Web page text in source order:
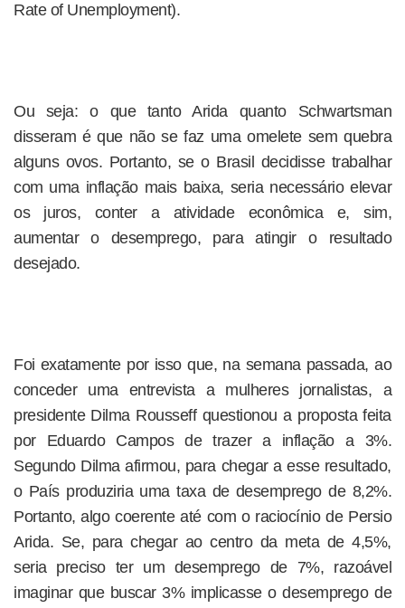
Rate of Unemployment).
Ou seja: o que tanto Arida quanto Schwartsman
disseram é que não se faz uma omelete sem quebra
alguns ovos. Portanto, se o Brasil decidisse trabalhar
com uma inflação mais baixa, seria necessário elevar
os juros, conter a atividade econômica e, sim,
aumentar o desemprego, para atingir o resultado
desejado.
Foi exatamente por isso que, na semana passada, ao
conceder uma entrevista a mulheres jornalistas, a
presidente Dilma Rousseff questionou a proposta feita
por Eduardo Campos de trazer a inflação a 3%.
Segundo Dilma afirmou, para chegar a esse resultado,
o País produziria uma taxa de desemprego de 8,2%.
Portanto, algo coerente até com o raciocínio de Persio
Arida. Se, para chegar ao centro da meta de 4,5%,
seria preciso ter um desemprego de 7%, razoável
imaginar que buscar 3% implicasse o desemprego de